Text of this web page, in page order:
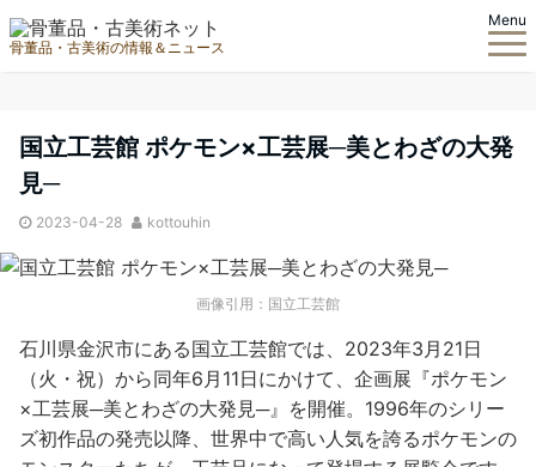
骨董品・古美術の情報＆ニュース
Menu
国立工芸館 ポケモン×工芸展─美とわざの大発
見─
2023-04-28 kottouhin
画像引用：国立工芸館
石川県金沢市にある国立工芸館では、2023年3月21日
（火・祝）から同年6月11日にかけて、企画展『ポケモン
×工芸展─美とわざの大発見─』を開催。1996年のシリー
ズ初作品の発売以降、世界中で高い人気を誇るポケモンの